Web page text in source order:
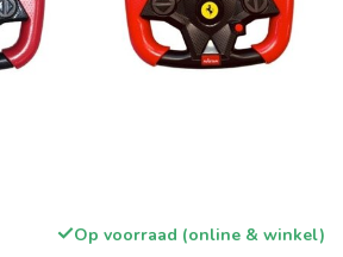
Op voorraad (online & winkel)